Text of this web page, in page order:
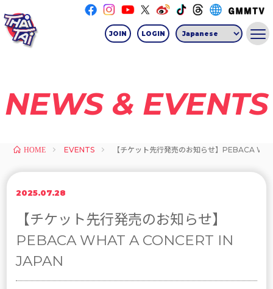
JOIN LOGIN
NEWS & EVENTS
HOME EVENTS 【チケット先行発売のお知らせ】PEBACA
2025.07.28
【チケット先行発売のお知らせ】
PEBACA WHAT A CONCERT IN
JAPAN